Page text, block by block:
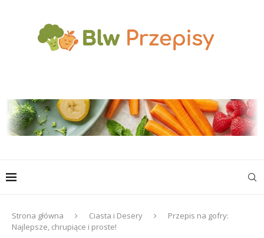
Strona główna Ciasta i Desery
Przepis na gofry:
Najlepsze, chrupiące i proste!